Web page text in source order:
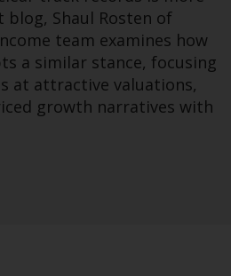
Informationen
Dienstleistungen
beschreibt die
Shaul Rosten of
team examines how
a similar stance, focusing
at attractive valuations,
growth narratives with